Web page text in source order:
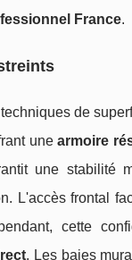
France.
de
unearmoire
une stabilité
L'accès frontal
cette
. Les baies